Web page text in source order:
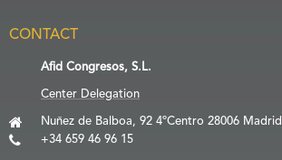
CONTACT
Afid Congresos, S.L.
Center Delegation
Nuñez de Balboa, 92 4ºCentro 28006 Madrid
+34 659 46 96 15